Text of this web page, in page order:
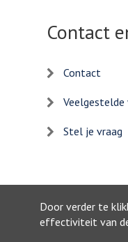
Door verder te
effectiviteit van
Contact
Contact
Veelgestelde
Stel je vraag